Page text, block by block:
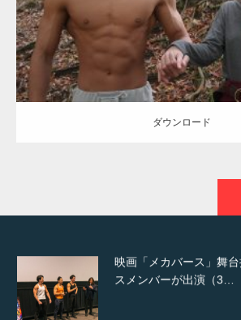
ダウンロード
ダウンロード
NHK「所さん！事件で
た（6/8放送）
映画「メカバース」舞
スメンバーが出演（3…